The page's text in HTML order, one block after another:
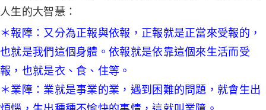
人生的大智慧：
＊報障：又分為正報與依報，正報就是正當來受報的，
也就是我們這個身體。依報就是依靠這個來生活而受
報，也就是衣、食、住等。
＊業障：業就是事業的業，遇到困難的問題，就會生出